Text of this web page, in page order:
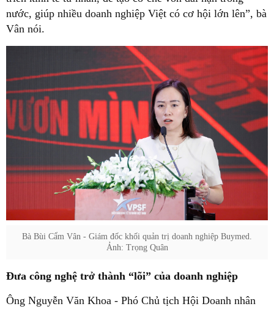
nước, giúp nhiều doanh nghiệp Việt có cơ hội lớn lên”, bà
Vân nói.
Bà Bùi Cẩm Vân - Giám đốc khối quản trị doanh nghiệp Buymed.
Ảnh: Trọng Quân
Đưa công nghệ trở thành “lõi” của doanh nghiệp
Ông Nguyễn Văn Khoa - Phó Chủ tịch Hội Doanh nhân